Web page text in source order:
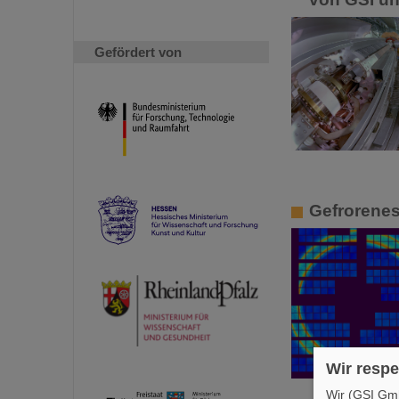
Gefördert von
Wir
Wir (GSI